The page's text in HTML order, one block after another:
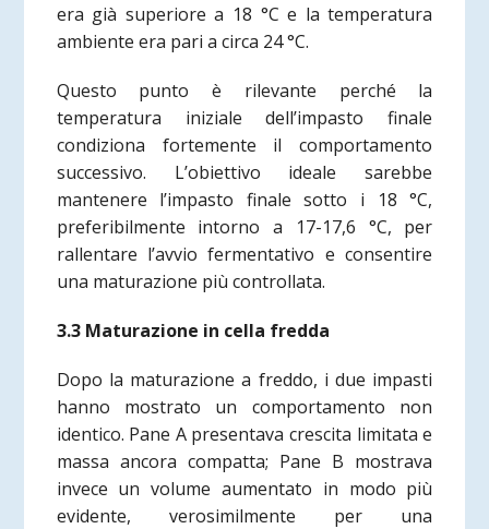
era già superiore a 18 °C e la temperatura
ambiente era pari a circa 24 °C.
Questo punto è rilevante perché la
temperatura iniziale dell’impasto finale
condiziona fortemente il comportamento
successivo. L’obiettivo ideale sarebbe
mantenere l’impasto finale sotto i 18 °C,
preferibilmente intorno a 17-17,6 °C, per
rallentare l’avvio fermentativo e consentire
una maturazione più controllata.
3.3 Maturazione in cella fredda
Dopo la maturazione a freddo, i due impasti
hanno mostrato un comportamento non
identico. Pane A presentava crescita limitata e
massa ancora compatta; Pane B mostrava
invece un volume aumentato in modo più
evidente, verosimilmente per una